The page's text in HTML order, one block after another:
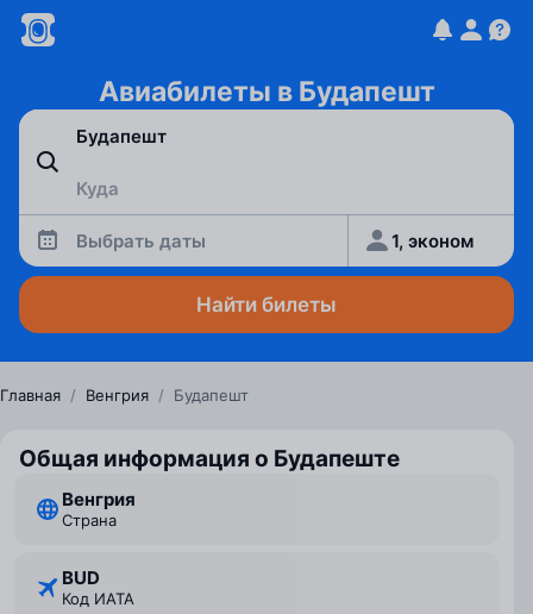
Авиабилеты в Будапешт
Выбрать даты 1, эконом
Найти билеты
Главная / Венгрия / Будапешт
Общая информация о Будапеште
Венгрия
Страна
BUD
Код ИАТА